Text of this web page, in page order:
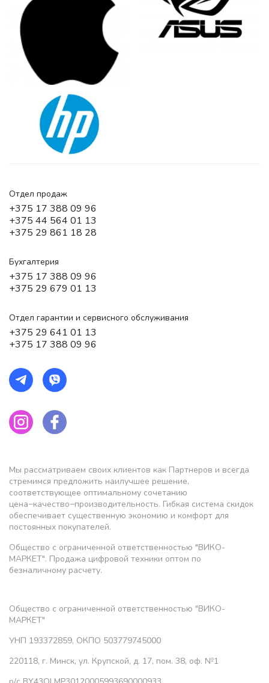
Отдел продаж
+375 17 388 09 96
+375 44 564 01 13
+375 29 861 18 28
Бухгалтерия
+375 17 388 09 96
+375 29 679 01 13
Отдел гарантии и сервисного обслуживания
+375 29 641 01 13
+375 17 388 09 96
Мы рассматриваем своих клиентов как Партнеров и всегда
стремимся предложить наилучшее решение,
соответствующее оптимальному сочетанию
цена−качество−производительность. Гибкая система скидок
обеспечивает существенную экономию и комфорт для
постоянных покупателей.
Общество с ограниченной ответственностью "ВИКО-
МАРКЕТ". Продажа цифровой техники оптом по
безналичному расчету.
Общество с ограниченной ответственностью "ВИКО-
МАРКЕТ"
УНП 193372859, ОКПО 503779745000
220118, г. Минск, ул. Крупской, д. 17, пом. 38, оф. №1